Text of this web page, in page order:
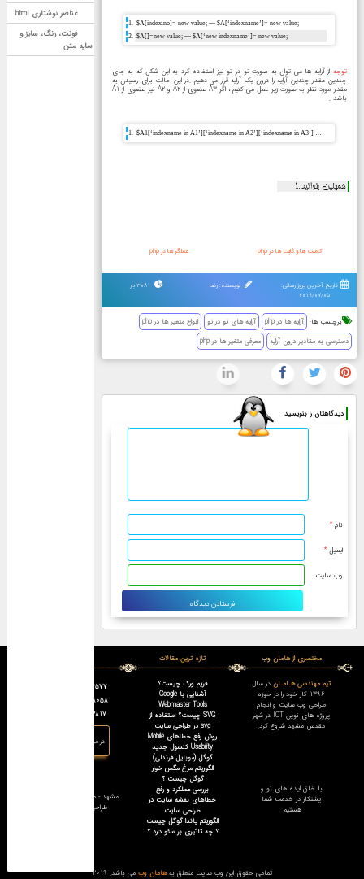
$A[index.no]= new value; — $A[‘indexname’]= new value;
$A[]=new value; — $A[‘new indexname’]= new value;
توجه از آرایه ها می توان به صورت تو در تو نیز استفاده کرد به این شکل که به جای
چندین مقدار چندین آرایه را درون یک آرایه قرار می دهیم .در این حالت برای رسیدن به
مقدار مورد نظر به صورت زیر عمل می کنیم ، اگر A3 عضوی از A2 و A2 نیز عضوی از A1
باشد :
$A1[‘indexname in A1’][‘indexname in A2’][‘indexname in A3’] …
همچنین بخوانید...!
کامنت ها و ثابت ها در php عملگر ها در php
تاریخ آخرین بروز رسانی:
2019/07/05
نویسنده: رضا
برچسب ها: آرایه ها در php آرایه های تو در تو
انواع متغیر ها در php
دسترسی به مقادیر درون آرایه
معرفی متغیر ها در php
عناصر نوشتاری html
فونت، رنگ، سایز و
سایه متن
دیدگاهتان را بنویسید
نام*
ایمیل*
وب‌ سایت
مختصری از هامان وب
تیم مهندسی هـامـان در سال
1396 کار خود را در حوزه
طراحی وب سایت و انجام
پروژه های نوین ICT در شهر
مقدس مشهد شروع کرد.
با خلق ایده های نو و
پشتکار در خدمت شما
هستیم.
تازه ترین مقالات
فریم ورک چیست؟
آشنایی با Google
Webmaster Tools
SVG چیست؟ استفاده از
svg در طراحی سایت
روش رفع خطاهای Mobile
Usability کنسول جدید
گوگل (موبایل فرندلی)
الگوریتم مرغ مگس خوار
گوگل چیست ؟
بررسی عملکرد و رفع
خطاهای نقشه سایت در
طراحی سایت
الگوریتم پاندا گوگل چیست
؟ چه تاثیری بر سئو دارد ؟
05137134577
09376808058
09159812817
درخواست تماس
مشهد - مجتمع ساینا طبقه یک -
طراحی سایت هامان وب
تمامی حقوق این وب سایت متعلق بههامان وب می باشد. 2019